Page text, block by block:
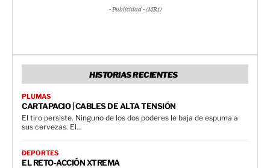
- Publicidad - (MR1)
HISTORIAS RECIENTES
PLUMAS
CARTAPACIO | CABLES DE ALTA TENSIÓN
El tiro persiste. Ninguno de los dos poderes le baja de espuma a
sus cervezas. El...
DEPORTES
EL RETO-ACCIÓN XTREMA